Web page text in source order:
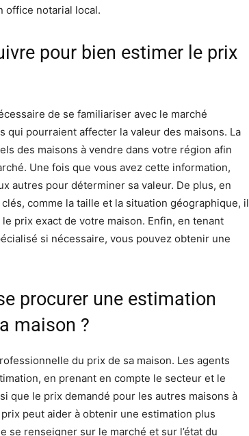
office notarial local.
pour bien estimer le prix
de se familiariser avec le marché
pourraient affecter la valeur des maisons. La
des maisons à vendre dans votre région afin
Une fois que vous avez cette information,
autres pour déterminer sa valeur. De plus, en
comme la taille et la situation géographique, il
prix exact de votre maison. Enfin, en tenant
si nécessaire, vous pouvez obtenir une
procurer une estimation
maison ?
du prix de sa maison. Les agents
en prenant en compte le secteur et le
que le prix demandé pour les autres maisons à
peut aider à obtenir une estimation plus
se renseigner sur le marché et sur l’état du